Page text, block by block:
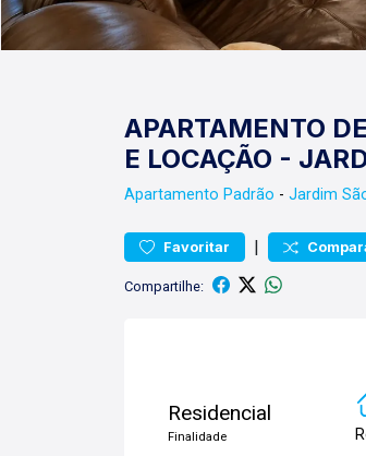
APARTAMENTO
E LOCAÇÃO -
Apartamento Padrão - Jardim
Favoritar |
Compartilhe:
Residencial
Finalidade